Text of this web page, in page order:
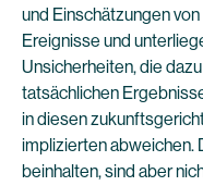
und Einschätzungen
Ereignisse und
Unsicherheiten, die
tatsächlichen
in diesen
implizierten abweichen.
beinhalten, sind aber